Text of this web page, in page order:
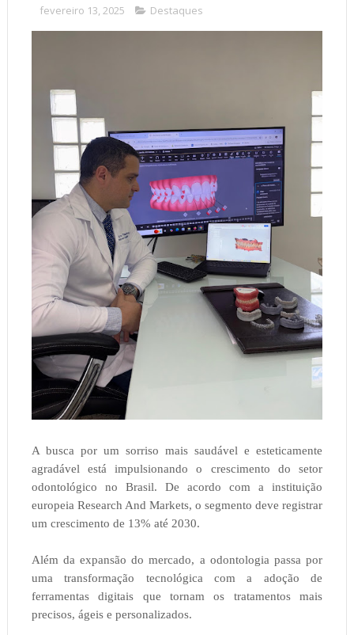
fevereiro 13, 2025 Destaques
A busca por um sorriso mais saudável e esteticamente
agradável está impulsionando o crescimento do setor
odontológico no Brasil. De acordo com a instituição
europeia Research And Markets, o segmento deve registrar
um crescimento de 13% até 2030.
Além da expansão do mercado, a odontologia passa por
uma transformação tecnológica com a adoção de
ferramentas digitais que tornam os tratamentos mais
precisos, ágeis e personalizados.